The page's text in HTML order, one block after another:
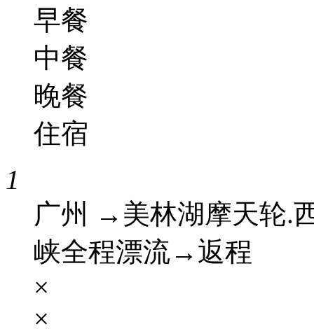
早餐
中餐
晚餐
住宿
1
广州 →美林湖摩天轮.
峡全程漂流→返程
×
×